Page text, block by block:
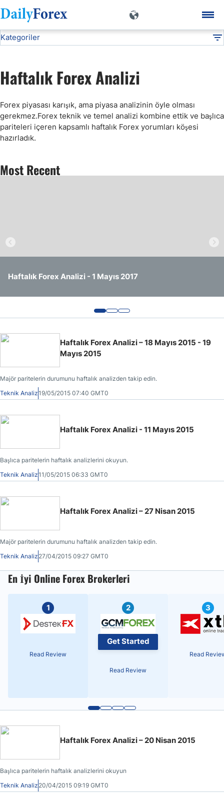
DF Teknik Analiz Haftalık Analiz
Kategoriler
Forex Al Sat Sinyalleri
Haftalık Forex Analizi
Forex piyasası karışık, ama piyasa analizinin öyle olması
gerekmez.Forex teknik ve temel analizi kombine ettik ve başlıca
pariteleri içeren kapsamlı haftalık Forex yorumları köşesi
hazırladık.
Most Recent
Haftalık Forex Analizi - 1 Mayıs 2017
Haftalık Forex Analizi - 24 Nisan 2017
Haftalık Forex Analizi - 17 Nisan 2017
Haftalık Forex Analizi – 18 Mayıs 2015 - 19
Mayıs 2015
Majör paritelerin durumunu haftalık analizden takip edin.
Teknik Analiz19/05/2015 07:40 GMT0
Haftalık Forex Analizi - 11 Mayıs 2015
Başlıca paritelerin haftalık analizlerini okuyun.
Teknik Analiz11/05/2015 06:33 GMT0
Haftalık Forex Analizi – 27 Nisan 2015
Majör paritelerin durumunu haftalık analizden takip edin.
Teknik Analiz 27/04/2015 09:27 GMT0
En İyi Online Forex Brokerleri
1
Read Review
2
Get Started
Read Review
3
Read
Haftalık Forex Analizi – 20 Nisan 2015
Başlıca paritelerin haftalık analizlerini okuyun
Teknik Analiz 20/04/2015 09:19 GMT0